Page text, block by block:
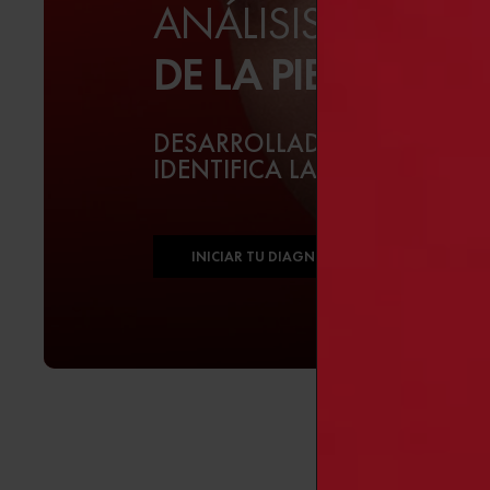
ANÁLISIS
DE LA PIEL
DESARROLLADO CON
IDENTIFICA LAS PRIORIDADES
INICIAR TU DIAGNÓSTICO